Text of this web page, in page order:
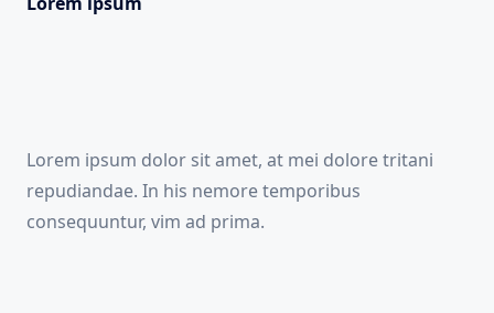
Lorem ipsum dolor sit amet, at mei dolore tritani
repudiandae. In his nemore temporibus
consequuntur, vim ad prima.